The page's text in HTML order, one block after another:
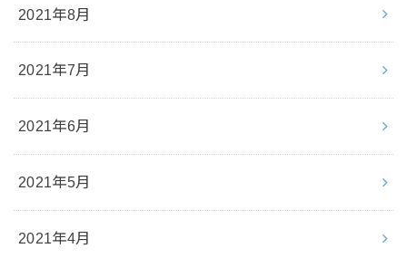
2021年8月
2021年7月
2021年6月
2021年5月
2021年4月